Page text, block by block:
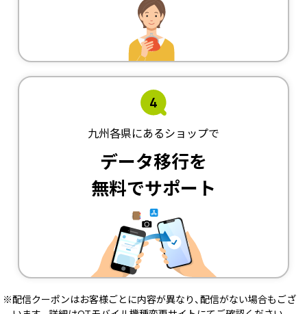
4
九州各県にあるショップで
データ移行を
無料でサポート
※配信クーポンはお客様ごとに内容が異なり、配信がない場合もござ